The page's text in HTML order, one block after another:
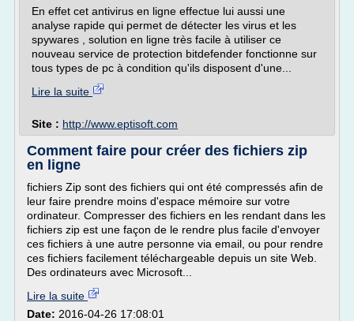
En effet cet antivirus en ligne effectue lui aussi une
analyse rapide qui permet de détecter les virus et les
spywares , solution en ligne très facile à utiliser ce
nouveau service de protection bitdefender fonctionne sur
tous types de pc à condition qu'ils disposent d'une...
Lire la suite
Site : http://www.eptisoft.com
Comment faire pour créer des fichiers zip
en ligne
fichiers Zip sont des fichiers qui ont été compressés afin de
leur faire prendre moins d'espace mémoire sur votre
ordinateur. Compresser des fichiers en les rendant dans les
fichiers zip est une façon de le rendre plus facile d'envoyer
ces fichiers à une autre personne via email, ou pour rendre
ces fichiers facilement téléchargeable depuis un site Web.
Des ordinateurs avec Microsoft...
Lire la suite
Date: 2016-04-26 17:08:01